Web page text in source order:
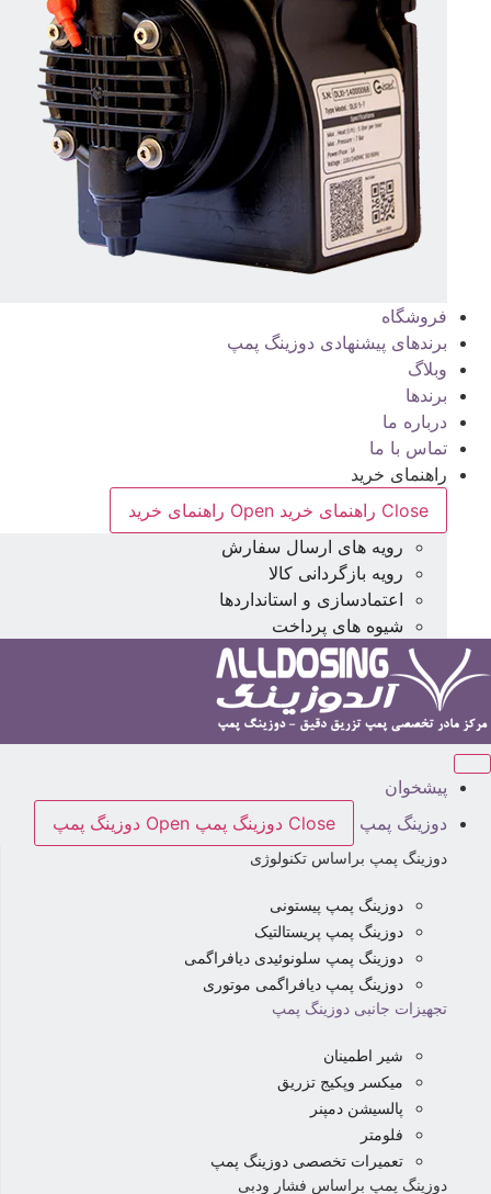
فروشگاه
برندهای پیشنهادی دوزینگ پمپ
وبلاگ
برندها
درباره ما
تماس با ما
راهنمای خرید
Close راهنمای خرید
Open راهنمای خرید
رویه های ارسال سفارش
رویه بازگردانی کالا
اعتمادسازی و استانداردها
شیوه های پرداخت
پیشخوان
دوزینگ پمپ
Close دوزینگ پمپ Open دوزینگ پمپ
دوزینگ پمپ براساس تکنولوژی
دوزینگ پمپ پیستونی
دوزینگ پمپ پریستالتیک
دوزینگ پمپ سلونوئیدی دیافراگمی
دوزینگ پمپ دیافراگمی موتوری
تجهیزات جانبی دوزینگ پمپ
شیر اطمینان
میکسر وپکیج تزریق
پالسیشن دمپنر
فلومتر
تعمیرات تخصصی دوزینگ پمپ
دوزینگ پمپ براساس فشار ودبی